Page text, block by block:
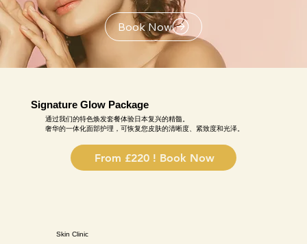
Signature Glow Package
From £220 ! Book Now
通过我们的特色焕发套餐体验日本复兴的精髓。
奢华的一体化面部护理，可恢复您皮肤的清晰度、紧致度和光泽。
Book Now
Skin Clinic